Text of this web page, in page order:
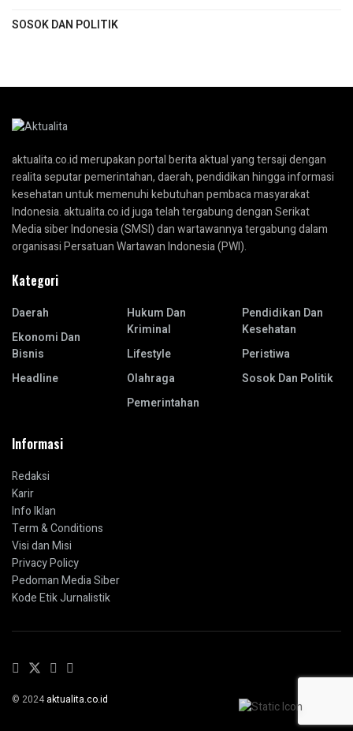
SOSOK DAN POLITIK
aktualita.co.id merupakan portal berita aktual yang tersaji dengan
realita seputar pemerintahan, daerah, pendidikan hingga informasi
kesehatan untuk memenuhi kebutuhan pembaca masyarakat
Indonesia. aktualita.co.id juga telah tergabung dengan Serikat
Media siber Indonesia (SMSI) dan wartawannya tergabung dalam
organisasi Persatuan Wartawan Indonesia (PWI).
Kategori
Daerah
Ekonomi Dan
Bisnis
Headline
Hukum Dan
Kriminal
Lifestyle
Olahraga
Pemerintahan
Pendidikan Dan
Kesehatan
Peristiwa
Sosok Dan Politik
Informasi
Redaksi
Karir
Info Iklan
Term & Conditions
Visi dan Misi
Privacy Policy
Pedoman Media Siber
Kode Etik Jurnalistik
© 2024 aktualita.co.id